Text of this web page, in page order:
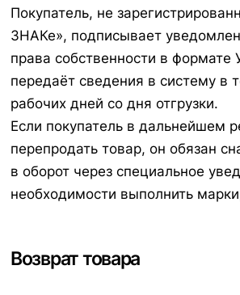
Покупатель, не
ЗНАКе», подписывает
права собственности в
передаёт сведения в систему в
рабочих дней со дня отгрузки.
Если покупатель в дальнейшем
перепродать товар, он обязан
в оборот через специальное
необходимости выполнить
Возврат товара